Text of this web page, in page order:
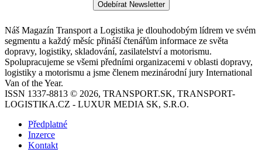
Odebírat Newsletter
Náš Magazín Transport a Logistika je dlouhodobým lídrem ve svém
segmentu a každý měsíc přináší čtenářům informace ze světa
dopravy, logistiky, skladování, zasilatelství a motorismu.
Spolupracujeme se všemi předními organizacemi v oblasti dopravy,
logistiky a motorismu a jsme členem mezinárodní jury International
Van of the Year.
ISSN 1337-8813 © 2026, TRANSPORT.SK, TRANSPORT-
LOGISTIKA.CZ - LUXUR MEDIA SK, S.R.O.
Předplatné
Inzerce
Kontakt